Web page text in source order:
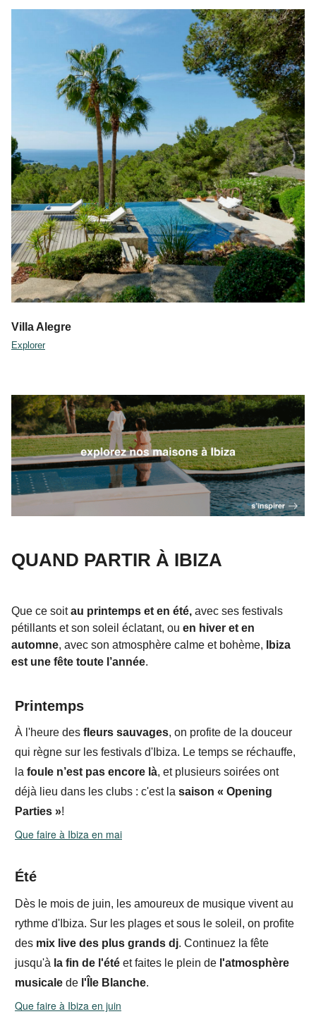
Villa Alegre
Explorer
QUAND PARTIR À IBIZA
Que ce soitau printemps et en été, avec ses festivals
pétillants et son soleil éclatant, ou en hiver et en
automne, avec son atmosphère calme et bohème,
Ibiza
est une fête toute l’année.
Printemps
À l'heure des fleurs sauvages, on profite de la douceur
qui règne sur les festivals d'Ibiza. Le temps se réchauffe,
la foule n’est pas encore là, et plusieurs soirées ont
déjà lieu dans les clubs : c'est la saison « Opening
Parties »!
Que faire à Ibiza en mai
Été
Dès le mois de juin, les amoureux de musique vivent au
rythme d'Ibiza. Sur les plages et sous le soleil, on profite
des mix live des plus grands dj. Continuez la fête
jusqu'à la fin de l'été et faites le plein de l'atmosphère
musicale de l'Île Blanche.
Que faire à Ibiza en juin